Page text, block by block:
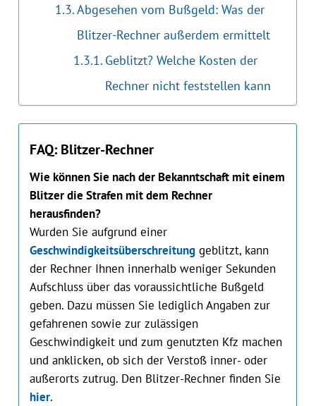
Abgesehen vom Bußgeld: Was der
Blitzer-Rechner außerdem ermittelt
Geblitzt? Welche Kosten der
Rechner nicht feststellen kann
FAQ: Blitzer-Rechner
Wie können Sie nach der Bekanntschaft mit einem
Blitzer die Strafen mit dem Rechner
herausfinden?
Wurden Sie aufgrund einer
Geschwindigkeitsüberschreitunggeblitzt, kann
der Rechner Ihnen innerhalb weniger Sekunden
Aufschluss über das voraussichtliche Bußgeld
geben. Dazu müssen Sie lediglich Angaben zur
gefahrenen sowie zur zulässigen
Geschwindigkeit und zum genutzten Kfz machen
und anklicken, ob sich der Verstoß inner- oder
außerorts zutrug. Den Blitzer-Rechner finden Sie
hier.